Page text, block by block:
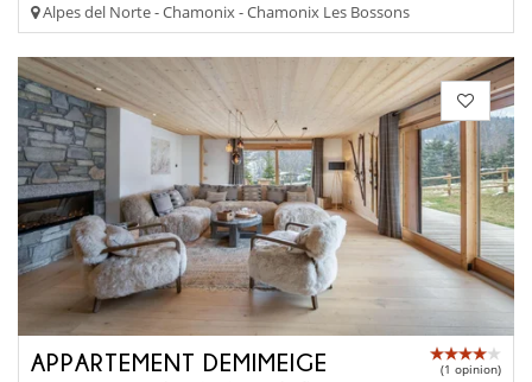
Alpes del Norte - Chamonix - Chamonix Les Bossons
APPARTEMENT DEMIMEIGE (1 opinion)